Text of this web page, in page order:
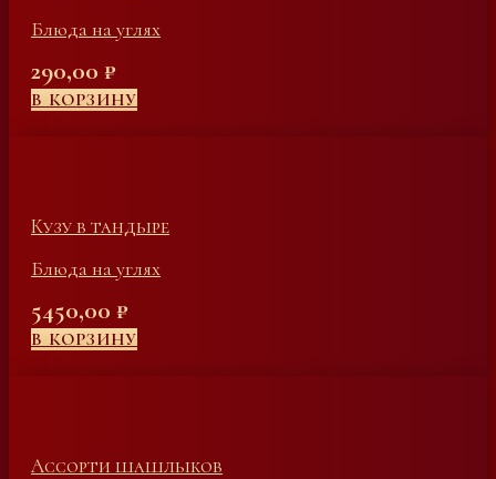
Блюда на углях
290,00 ₽
В КОРЗИНУ
Кузу в тандыре
Блюда на углях
5450,00 ₽
В КОРЗИНУ
Ассорти шашлыков